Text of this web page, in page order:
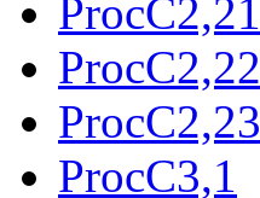
ProcC2,21
ProcC2,22
ProcC2,23
ProcC3,1